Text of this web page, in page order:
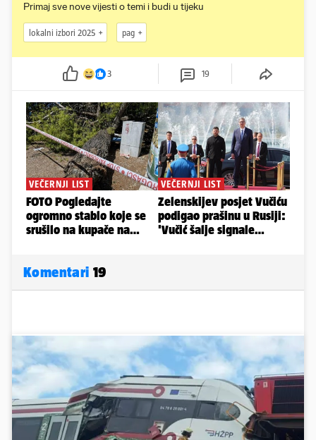
Primaj sve nove vijesti o temi i budi u tijeku
lokalni izbori 2025 pag
3 19
Komentari 19